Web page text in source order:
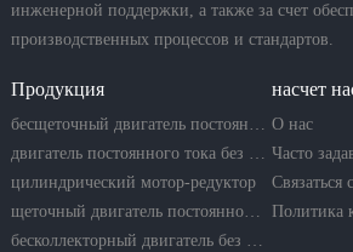
инженерной поддержки, а также за счет
производственных процессов и стандартов.
Продукция
бесщеточный двигатель постоянного тока
двигатель постоянного тока без сердечника
цилиндрический мотор-редуктор
щеточный двигатель постоянного тока
бесколлекторный двигатель без сердечника
насчет
О нас
Часто
Связаться